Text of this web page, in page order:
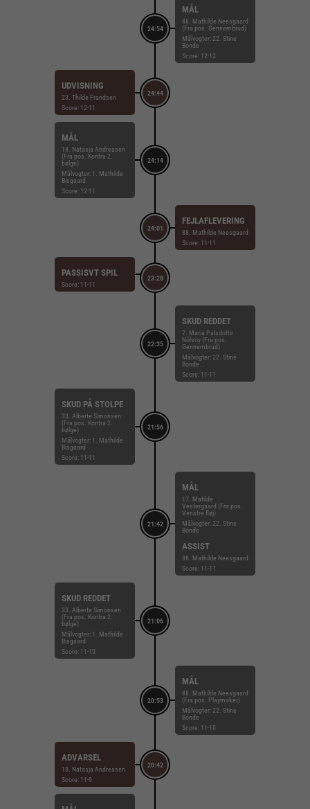
24:54
MÅL
88. Mathilde Neesgaard
(Fra pos. Gennembrud)
Målvogter: 22. Stine
Bonde
Score: 12-12
24:44
UDVISNING
23. Thilde Frandsen
Score: 12-11
24:14
MÅL
18. Natasja Andreasen
(Fra pos. Kontra 2.
bølge)
Målvogter: 1. Mathilde
Bisgaard
Score: 12-11
24:01
FEJLAFLEVERING
88. Mathilde Neesgaard
Score: 11-11
23:28
PASSISVT SPIL
Score: 11-11
22:35
SKUD REDDET
7. Maria Palsdottir
Nólsoy (Fra pos.
Gennembrud)
Målvogter: 22. Stine
Bonde
Score: 11-11
21:56
SKUD PÅ STOLPE
33. Alberte Simonsen
(Fra pos. Kontra 2.
bølge)
Målvogter: 1. Mathilde
Bisgaard
Score: 11-11
21:42
MÅL
17. Matilde
Vestergaard (Fra pos.
Venstre fløj)
Målvogter: 22. Stine
Bonde
ASSIST
88. Mathilde Neesgaard
Score: 11-11
21:06
SKUD REDDET
33. Alberte Simonsen
(Fra pos. Kontra 2.
bølge)
Målvogter: 1. Mathilde
Bisgaard
Score: 11-10
20:53
MÅL
88. Mathilde Neesgaard
(Fra pos. Playmaker)
Målvogter: 22. Stine
Bonde
Score: 11-10
20:42
ADVARSEL
18. Natasja Andreasen
Score: 11-9